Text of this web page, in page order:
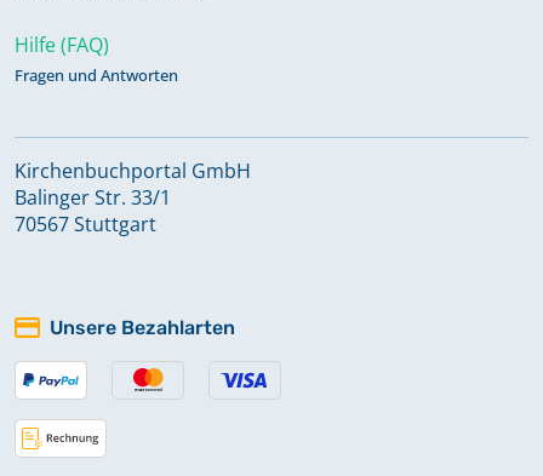
Hilfe (FAQ)
Fragen und Antworten
Kirchenbuchportal GmbH
Balinger Str. 33/1
70567 Stuttgart
Unsere Bezahlarten